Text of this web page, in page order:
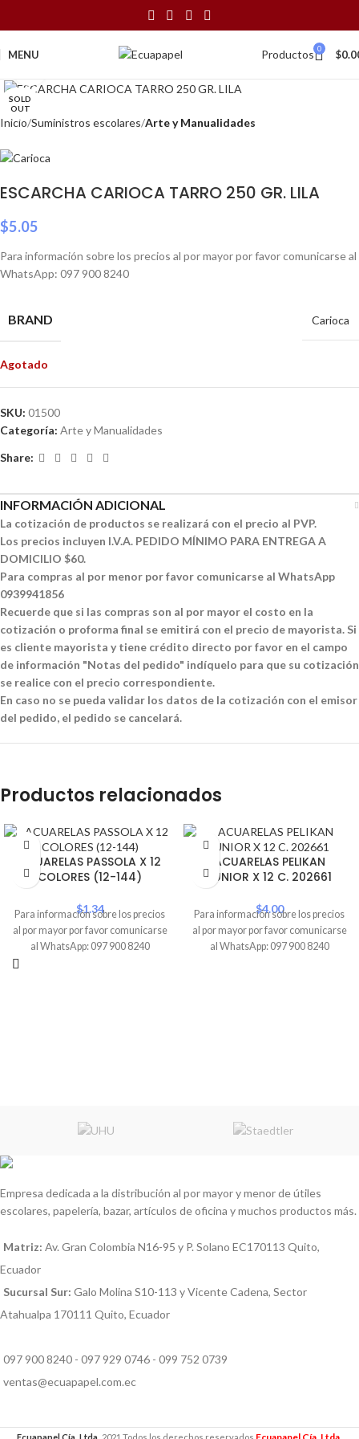
MENU Productos 0 $
SOLD
OUT
Inicio Suministros escolares Arte y Manualidades
ESCARCHA CARIOCA TARRO 250 GR. LILA
$5.05
Para información sobre los precios al por mayor por favor comunicarse al
WhatsApp: 097 900 8240
BRAND Carioca
Agotado
SKU: 01500
Categoría: Arte y Manualidades
Share:
INFORMACIÓN ADICIONAL
La cotización de productos se realizará con el precio al PVP.
Los precios incluyen I.V.A. PEDIDO MÍNIMO PARA ENTREGA A
DOMICILIO $60.
Para compras al por menor por favor comunicarse al WhatsApp
0939941856
Recuerde que si las compras son al por mayor el costo en la
cotización o proforma final se emitirá con el precio de mayorista. Si
es cliente mayorista y tiene crédito directo por favor en el campo
de información "Notas del pedido" indíquelo para que su cotización
se realice con el precio correspondiente.
En caso no se pueda validar los datos de la cotización con el emisor
del pedido, el pedido se cancelará.
Productos relacionados
ACUARELAS PASSOLA X 12
COLORES (12-144)
$1.34
Para información sobre los precios
al por mayor por favor comunicarse
al WhatsApp: 097 900 8240
ACUARELAS PELIKAN
JUNIOR X 12 C. 202661
$4.00
Para información sobre los precios
al por mayor por favor comunicarse
al WhatsApp: 097 900 8240
Empresa dedicada a la distribución al por mayor y menor de útiles
escolares, papelería, bazar, artículos de oficina y muchos productos más.
Matriz: Av. Gran Colombia N16-95 y P. Solano EC170113 Quito,
Ecuador
Sucursal Sur: Galo Molina S10-113 y Vicente Cadena, Sector
Atahualpa 170111 Quito, Ecuador
097 900 8240 - 097 929 0746 - 099 752 0739
ventas@ecuapapel.com.ec